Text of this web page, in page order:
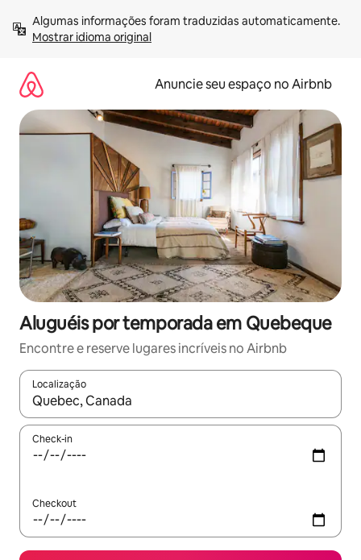
para
Mostrar idioma original
Anuncie seu espaço no Airbnb
Aluguéis por temporada em Quebeque
Encontre e reserve lugares incríveis no Airbnb
Localização
Quando os resultados estiverem disponíveis, explore-os
Check-in
Checkout